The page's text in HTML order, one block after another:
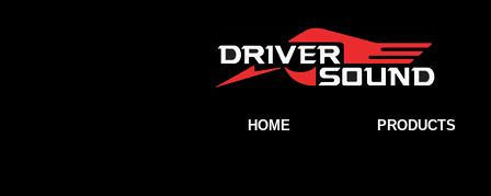
HOME PRODUCTS